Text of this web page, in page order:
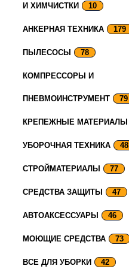
И ХИМЧИСТКИ 10
АНКЕРНАЯ ТЕХНИКА 179
ПЫЛЕСОСЫ 78
КОМПРЕССОРЫ И
ПНЕВМОИНСТРУМЕНТ 79
КРЕПЕЖНЫЕ МАТЕРИАЛЫ
УБОРОЧНАЯ ТЕХНИКА 48
СТРОЙМАТЕРИАЛЫ 77
СРЕДСТВА ЗАЩИТЫ 47
АВТОАКСЕССУАРЫ 46
МОЮЩИЕ СРЕДСТВА 73
ВСЕ ДЛЯ УБОРКИ 42